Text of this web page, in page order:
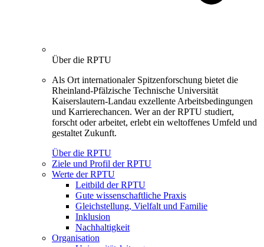
Über die RPTU
Als Ort internationaler Spitzenforschung bietet die
Rheinland-Pfälzische Technische Universität
Kaiserslautern-Landau exzellente Arbeitsbedingungen
und Karrierechancen. Wer an der RPTU studiert,
forscht oder arbeitet, erlebt ein weltoffenes Umfeld und
gestaltet Zukunft.
Über die RPTU
Ziele und Profil der RPTU
Werte der RPTU
Leitbild der RPTU
Gute wissenschaftliche Praxis
Gleichstellung, Vielfalt und Familie
Inklusion
Nachhaltigkeit
Organisation